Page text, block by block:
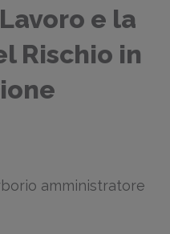
e la
Rischio in
amministratore